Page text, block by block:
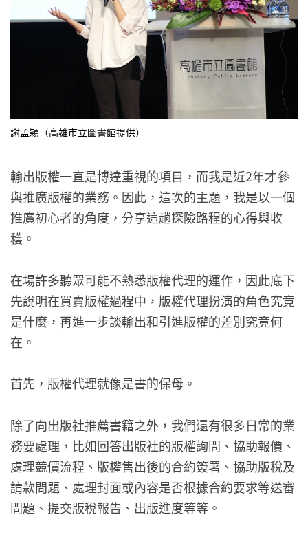
謝孟穎（高雄市立圖書館提供）
輸出版權一直是博達重視的項目，而我是近2年才參
與推廣版權的業務。因此，這次的主題，我是以一個
推廣初心者的角度，分享這趟探險路程的心得與收
穫。
在場許多聽眾可能不熟悉版權代理的運作，因此底下
先說明在買賣版權過程中，版權代理扮演的角色究竟
是什麼，再進一步談輸出和引進版權的差別究竟何
在。
首先，版權代理就像是書的保母。
除了向出版社推薦書籍之外，我們還有很多日常的業
務要處理，比如回答出版社的版權詢問、協助報價、
處理競價流程、版權售出後的合約簽署、協助版稅及
請款問題、處理封面或內容是否根據合約要求等送審
問題、提交版稅報告、出版進度等等。